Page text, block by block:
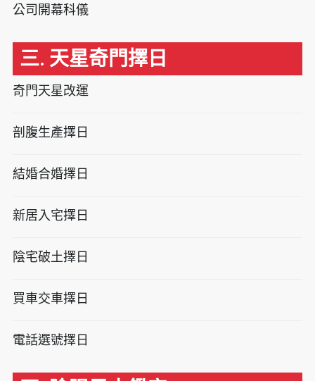
公司開幕科儀
三. 天星奇門擇日
奇門天星改運
剖腹生產擇日
結婚合婚擇日
新居入宅擇日
陰宅破土擇日
買車交車擇日
電話選號擇日